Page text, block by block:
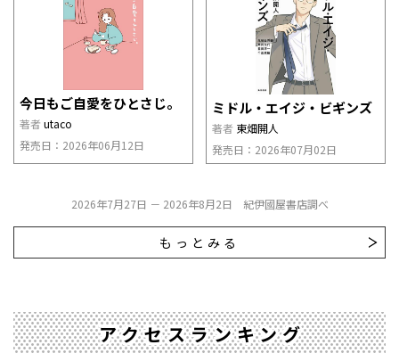
今日もご自愛をひとさじ。
著者 utaco
発売日：2026年06月12日
ミドル・エイジ・ビギンズ
著者 東畑開人
発売日：2026年07月02日
2026年7月27日 － 2026年8月2日 紀伊國屋書店調べ
もっとみる
アクセスランキング